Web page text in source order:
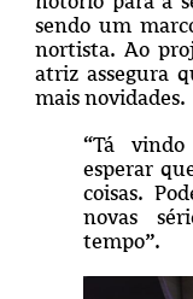
sendo um
nortista. Ao
atriz assegura
mais novidades.
“Tá
esperar
coisas.
novas
tempo”.